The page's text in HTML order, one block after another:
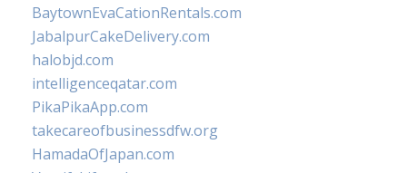
BaytownEvaCationRentals.com
JabalpurCakeDelivery.com
halobjd.com
intelligenceqatar.com
PikaPikaApp.com
takecareofbusinessdfw.org
HamadaOfJapan.com